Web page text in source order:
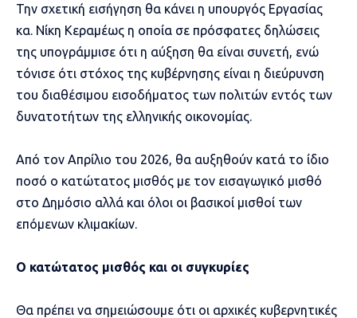
Την σχετική εισήγηση θα κάνει η υπουργός Εργασίας
κα. Νίκη Κεραμέως η οποία σε πρόσφατες δηλώσεις
της υπογράμμισε ότι η αύξηση θα είναι συνετή, ενώ
τόνισε ότι στόχος της κυβέρνησης είναι η διεύρυνση
του διαθέσιμου εισοδήματος των πολιτών εντός των
δυνατοτήτων της ελληνικής οικονομίας.
Από τον Απρίλιο του 2026, θα αυξηθούν κατά το ίδιο
ποσό ο κατώτατος μισθός με τον εισαγωγικό μισθό
στο Δημόσιο αλλά και όλοι οι βασικοί μισθοί των
επόμενων κλιμακίων.
Ο κατώτατος μισθός και οι συγκυρίες
Θα πρέπει να σημειώσουμε ότι οι αρχικές κυβερνητικές